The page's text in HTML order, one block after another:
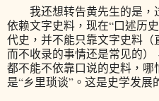
我还想转告黄先生的是，
依赖文字史料，现在“口述历
代史，并不能只靠文字史料（
而不收录的事情还是常见的）
都不能不依靠口说的史料，哪
是“乡里琐谈”。这是史学发展